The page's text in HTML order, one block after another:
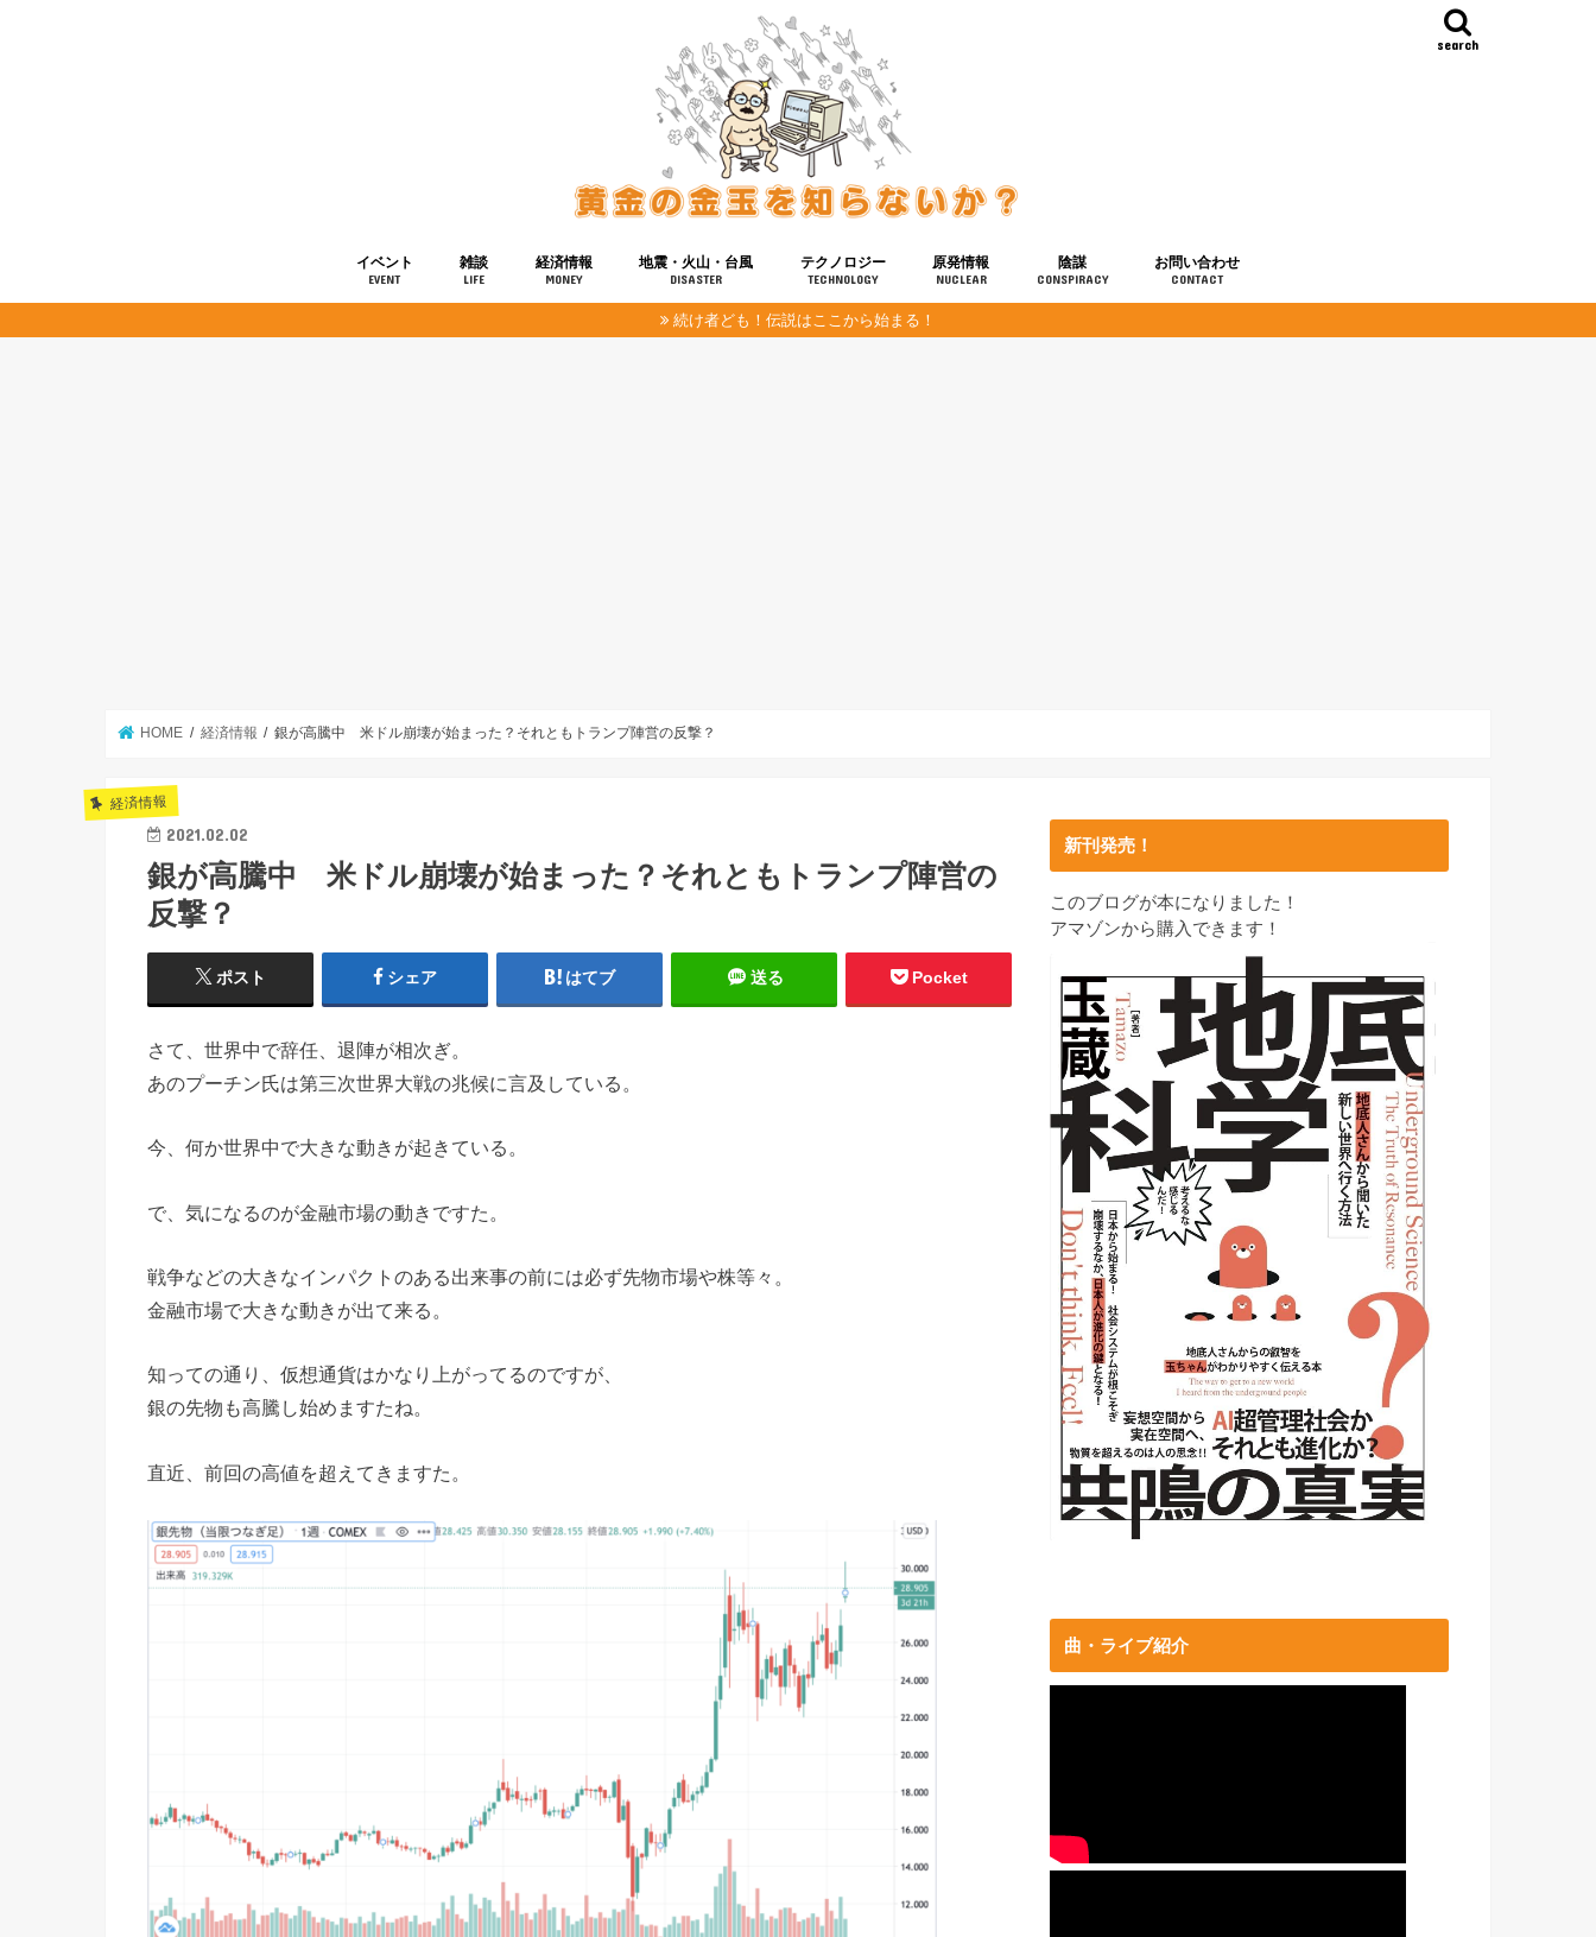
search
イベント
EVENT
雑談
LIFE
経済情報
MONEY
地震・火山・台風
DISASTER
テクノロジー
TECHNOLOGY
健康
宇宙
原発情報
NUCLEAR
陰謀
CONSPIRACY
お問い合わせ
CONTACT
続け者ども！伝説はここから始まる！
HOME 経済情報 銀が高騰中 米ドル崩壊が始まった？それともトランプ陣営の反撃？
経済情報
2021.02.02
銀が高騰中 米ドル崩壊が始まった？それともトランプ陣営の
反撃？
ポスト シェア はてブ 送る Pocket
さて、世界中で辞任、退陣が相次ぎ。
あのプーチン氏は第三次世界大戦の兆候に言及している。
今、何か世界中で大きな動きが起きている。
で、気になるのが金融市場の動きですた。
戦争などの大きなインパクトのある出来事の前には必ず先物市場や株等々。
金融市場で大きな動きが出て来る。
知っての通り、仮想通貨はかなり上がってるのですが、
銀の先物も高騰し始めますたね。
直近、前回の高値を超えてきますた。
新刊発売！
このブログが本になりました！
アマゾンから購入できます！
曲・ライブ紹介